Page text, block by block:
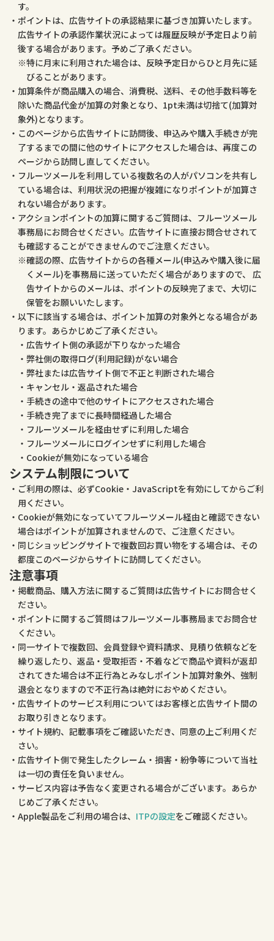
す。
ポイントは、広告サイトの承認結果に基づき加算いたします。
広告サイトの承認作業状況によっては履歴反映が予定日より前
後する場合があります。予めご了承ください。
特に月末に利用された場合は、反映予定日からひと月先に延
びることがあります。
加算条件が商品購入の場合、消費税、送料、その他手数料等を
除いた商品代金が加算の対象となり、1pt未満は切捨て(加算対
象外)となります。
このページから広告サイトに訪問後、申込みや購入手続きが完
了するまでの間に他のサイトにアクセスした場合は、再度この
ページから訪問し直してください。
フルーツメールを利用している複数名の人がパソコンを共有し
ている場合は、利用状況の把握が複雑になりポイントが加算さ
れない場合があります。
アクションポイントの加算に関するご質問は、フルーツメール
事務局にお問合せください。広告サイトに直接お問合せされて
も確認することができませんのでご注意ください。
確認の際、広告サイトからの各種メール(申込みや購入後に届
くメール)を事務局に送っていただく場合がありますので、 広
告サイトからのメールは、ポイントの反映完了まで、大切に
保管をお願いいたします。
以下に該当する場合は、ポイント加算の対象外となる場合があ
ります。あらかじめご了承ください。
広告サイト側の承認が下りなかった場合
弊社側の取得ログ(利用記録)がない場合
弊社または広告サイト側で不正と判断された場合
キャンセル・返品された場合
手続きの途中で他のサイトにアクセスされた場合
手続き完了までに長時間経過した場合
フルーツメールを経由せずに利用した場合
フルーツメールにログインせずに利用した場合
Cookieが無効になっている場合
システム制限について
ご利用の際は、必ずCookie・JavaScriptを有効にしてからご利
用ください。
Cookieが無効になっていてフルーツメール経由と確認できない
場合はポイントが加算されませんので、ご注意ください。
同じショッピングサイトで複数回お買い物をする場合は、その
都度このページからサイトに訪問してください。
注意事項
掲載商品、購入方法に関するご質問は広告サイトにお問合せく
ださい。
ポイントに関するご質問はフルーツメール事務局までお問合せ
ください。
同一サイトで複数回、会員登録や資料請求、見積り依頼などを
繰り返したり、返品・受取拒否・不着などで商品や資料が返却
されてきた場合は不正行為とみなしポイント加算対象外、強制
退会となりますので不正行為は絶対におやめください。
広告サイトのサービス利用についてはお客様と広告サイト間の
お取り引きとなります。
サイト規約、記載事項をご確認いただき、同意の上ご利用くだ
さい。
広告サイト側で発生したクレーム・損害・紛争等について当社
は一切の責任を負いません。
サービス内容は予告なく変更される場合がございます。あらか
じめご了承ください。
Apple製品をご利用の場合は、 ITPの設定をご確認ください。